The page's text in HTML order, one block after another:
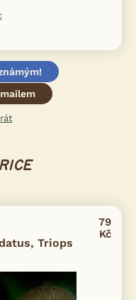
Triops
79
Kč